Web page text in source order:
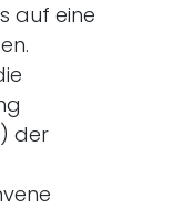
auf eine
der